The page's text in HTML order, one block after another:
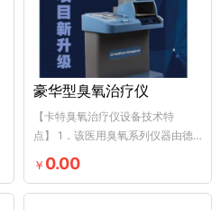
豪华型臭氧治疗仪
【卡特臭氧治疗仪设备技术特
点】 1．该医用臭氧系列仪器由德
国原装进口，采用非玻璃放电技术
产...
￥ 0.00